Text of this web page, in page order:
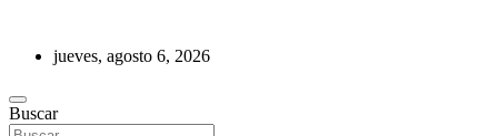
contenidojueves, agosto 6, 2026
REVISTA DE PRENSA
Buscar